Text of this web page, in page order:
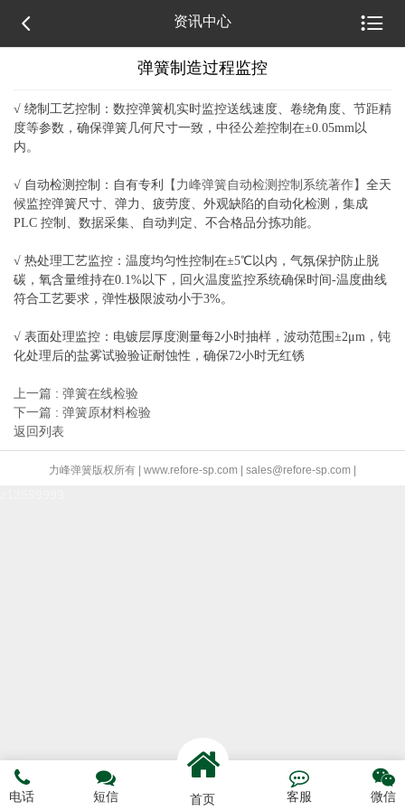
 资讯中心 
弹簧制造过程监控
√ 绕制工艺控制：数控弹簧机实时监控送线速度、卷绕角度、节距精
度等参数，确保弹簧几何尺寸一致， 中径公差控制在±0.05mm以
内。
√ 自动检测控制：自有专利 【力峰弹簧自动检测控制系统著作】 全天
候监控弹簧尺寸、弹力、疲劳度、外观缺陷的自动化检测，集成
PLC 控制、数据采集、自动判定、不合格品分拣功能。
√ 热处理工艺监控：温度均匀性控制在±5℃以内，气氛保护防止脱
碳，氧含量维持在0.1%以下，回火温度监控系统确保时间-温度曲线
符合工艺要求，弹性极限波动小于3%。
√ 表面处理监控：电镀层厚度测量每2小时抽样，波动范围±2μm，钝
化处理后的盐雾试验验证耐蚀性，确保72小时无红锈
上一篇 : 弹簧在线检验
下一篇 : 弹簧原材料检验
返回列表
力峰弹簧版权所有 | www.refore-sp.com | sales@refore-sp.com |
电话咨询 网站首页
电话 短信 首页 客服 微信